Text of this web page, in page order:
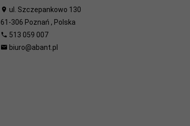
ul. Szczepankowo 130
61-306 Poznań , Polska
513 059 007
biuro@abant.pl